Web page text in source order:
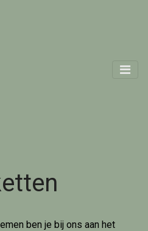
ben je bij ons aan het